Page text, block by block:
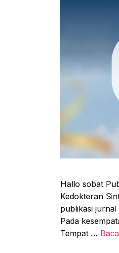
Hallo sobat
Kedokteran
publikasi
Pada
Tempat …